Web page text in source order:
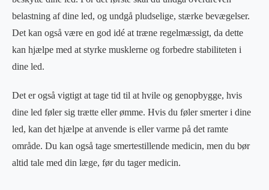
belastning af dine led, og undgå pludselige, stærke bevægelser.
Det kan også være en god idé at træne regelmæssigt, da dette
kan hjælpe med at styrke musklerne og forbedre stabiliteten i
dine led.
Det er også vigtigt at tage tid til at hvile og genopbygge, hvis
dine led føler sig trætte eller ømme. Hvis du føler smerter i dine
led, kan det hjælpe at anvende is eller varme på det ramte
område. Du kan også tage smertestillende medicin, men du bør
altid tale med din læge, før du tager medicin.